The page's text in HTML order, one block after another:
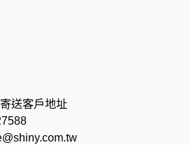
送客戶地址